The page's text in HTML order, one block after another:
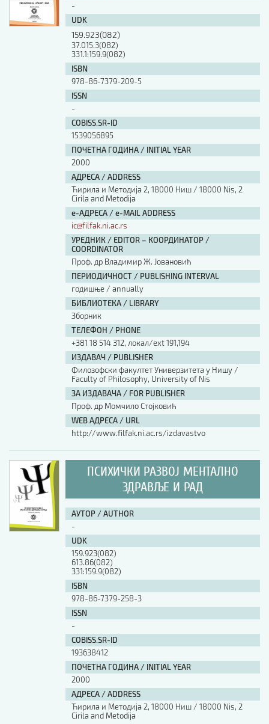
-
UDK
159.923(082)
37.015.3(082)
331.1:159.9(082)
ISBN
978-86-7379-209-5
ISSN
-
COBISS.SR-ID
1539056895
ПОЧЕТНА ГОДИНА / INITIAL YEAR
2000
АДРЕСА / ADDRESS
Ћирила и Методија 2, 18000 Ниш / 18000 Nis, 2
Cirila and Metodija
е-АДРЕСА / e-MAIL ADDRESS
ic@filfak.ni.ac.rs
УРЕДНИК / EDITOR – КООРДИНАТОР /
COORDINATOR
Проф. др Владимир Ж. Јовановић
ПЕРИОДИЧНОСТ / PUBLISHING INTERVAL
годишње / annually
БИБЛИОТЕКА / LIBRARY
Зборник
ТЕЛЕФОН / PHONE
+381 18 514 312, локал/ext 191,194
ИЗДАВАЧ / PUBLISHER
Филозофски факултет Универзитета у Нишу /
Faculty of Philosophy, University of Nis
ЗА ИЗДАВАЧА / FOR PUBLISHER
Проф. др Момчило Стојковић
WEB АДРЕСА / URL
http://www.filfak.ni.ac.rs/izdavastvo
ПСИХИЧКИ РАЗВОЈ МЕНТАЛНО
ЗДРАВЉЕ И РАД
АУТОР / AUTHOR
-
UDK
159.923(082)
613.86(082)
331:159.9(082)
ISBN
978-86-7379-258-3
ISSN
-
COBISS.SR-ID
193638412
ПОЧЕТНА ГОДИНА / INITIAL YEAR
2000
АДРЕСА / ADDRESS
Ћирила и Методија 2, 18000 Ниш / 18000 Nis, 2
Cirila and Metodija